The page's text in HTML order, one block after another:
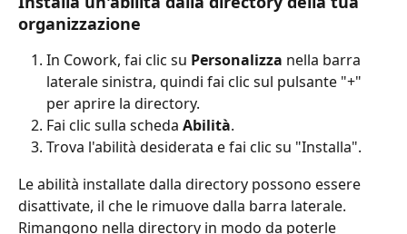
organizzazione
In Cowork, fai clic su Personalizza nella barra
laterale sinistra, quindi fai clic sul pulsante "+"
per aprire la directory.
Fai clic sulla scheda Abilità.
Trova l'abilità desiderata e fai clic su "Installa".
Le abilità installate dalla directory possono essere
disattivate, il che le rimuove dalla barra laterale.
Rimangono nella directory in modo da poterle